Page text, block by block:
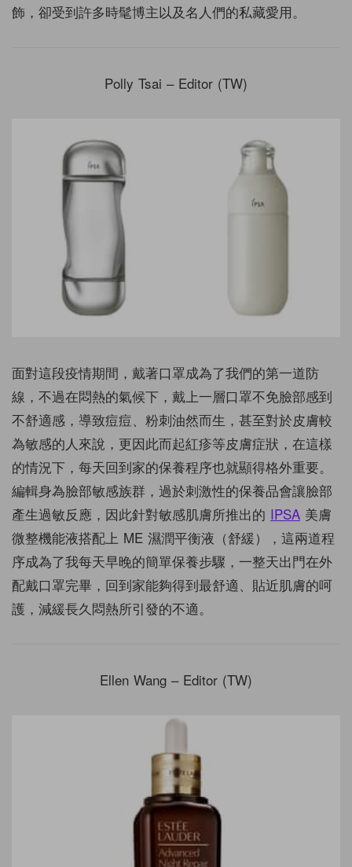
飾，卻受到許多時髦博主以及名人們的私藏愛用。
Polly Tsai – Editor (TW)
面對這段疫情期間，戴著口罩成為了我們的第一道防
線，不過在悶熱的氣候下，戴上一層口罩不免臉部感到
不舒適感，導致痘痘、粉刺油然而生，甚至對於皮膚較
為敏感的人來說，更因此而起紅疹等皮膚症狀，在這樣
的情況下，每天回到家的保養程序也就顯得格外重要。
編輯身為臉部敏感族群，過於刺激性的保養品會讓臉部
產生過敏反應，因此針對敏感肌膚所推出的 IPSA 美膚
微整機能液搭配上 ME 濕潤平衡液（舒緩），這兩道程
序成為了我每天早晚的簡單保養步驟，一整天出門在外
配戴口罩完畢，回到家能夠得到最舒適、貼近肌膚的呵
護，減緩長久悶熱所引發的不適。
Ellen Wang – Editor (TW)